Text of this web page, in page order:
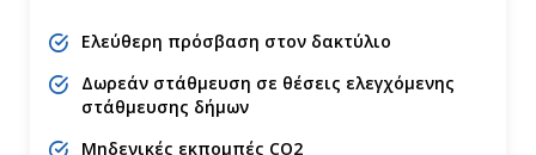
Ελεύθερη πρόσβαση στον δακτύλιο
Δωρεάν στάθμευση σε θέσεις ελεγχόμενης
στάθμευσης δήμων
Μηδενικές εκπομπές CO2